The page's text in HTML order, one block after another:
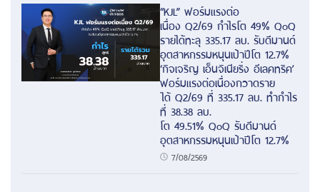
“KJL” ฟอร์มแรงต่อ
เนื่อง Q2/69 กำไรโต 49% QoQ
รายได้ทะลุ 335.17 ลบ. รับดีมานด์
อุตสาหกรรมหนุนเป้าปีโต 12.7%
‘กิจเจริญ เอ็นจิเนียริ่ง อีเลคทริค’
ฟอร์มแรงต่อเนื่องกวาดราย
ได้ Q2/69 ที่ 335.17 ลบ. ทำกำไร
ที่ 38.38 ลบ.
โต 49.51% QoQ รับดีมานด์
อุตสาหกรรมหนุนเป้าปีโต 12.7%
7/08/2569